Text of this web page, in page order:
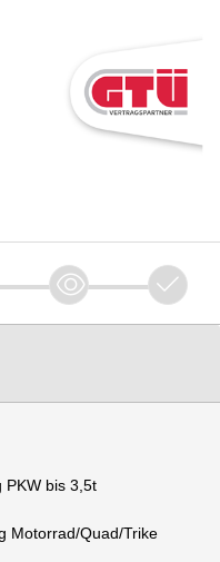
PKW bis 3,5t
Haupt - und Abgasuntersuchung Motorrad/Quad/Trike